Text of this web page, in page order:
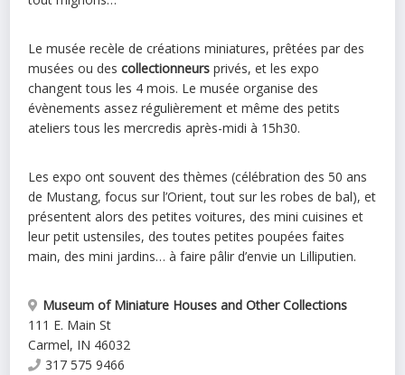
Le musée recèle de créations miniatures, prêtées par des
musées ou descollectionneurs privés, et les expo
changent tous les 4 mois. Le musée organise des
évènements assez régulièrement et même des petits
ateliers tous les mercredis après-midi à 15h30.
Les expo ont souvent des thèmes (célébration des 50 ans
de Mustang, focus sur l’Orient, tout sur les robes de bal), et
présentent alors des petites voitures, des mini cuisines et
leur petit ustensiles, des toutes petites poupées faites
main, des mini jardins… à faire pâlir d’envie un Lilliputien.
Museum of Miniature Houses and Other Collections
111 E. Main St
Carmel, IN 46032
317 575 9466